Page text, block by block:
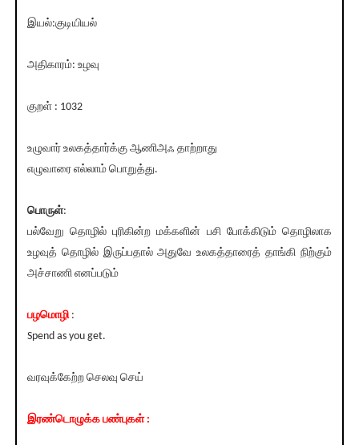
இயல்:குடியியல்
அதிகாரம்: உழவு
குறள் : 1032
உழுவார் உலகத்தார்க்கு ஆணிஅஃ தாற்றாது
எழுவாரை எல்லாம் பொறுத்து.
பொருள்:
பல்வேறு தொழில் புரிகின்ற மக்களின் பசி போக்கிடும் தொழிலாக
உழவுத் தொழில் இருப்பதால் அதுவே உலகத்தாரைத் தாங்கி நிற்கும்
அச்சாணி எனப்படும்
பழமொழி:
Spend as you get.
வரவுக்கேற்ற செலவு செய்
இரண்டொழுக்க பண்புகள் :